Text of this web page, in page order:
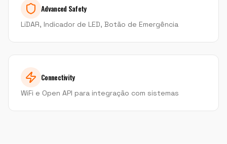
Advanced Safety
LiDAR, Indicador de LED, Botão de Emergência
Connectivity
WiFi e Open API para integração com sistemas